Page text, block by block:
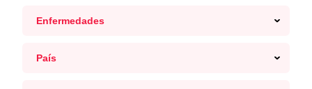
Enfermedades
País